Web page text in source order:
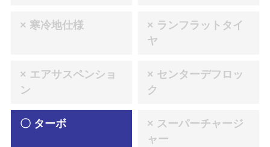
× 寒冷地仕様
× ランフラットタイ
ヤ
× エアサスペンショ
ン
× センターデフロッ
ク
〇 ターボ
× スーパーチャージ
ャー